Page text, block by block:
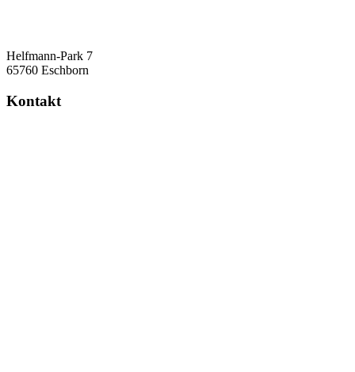
Helfmann-Park 7
65760 Eschborn
Kontakt